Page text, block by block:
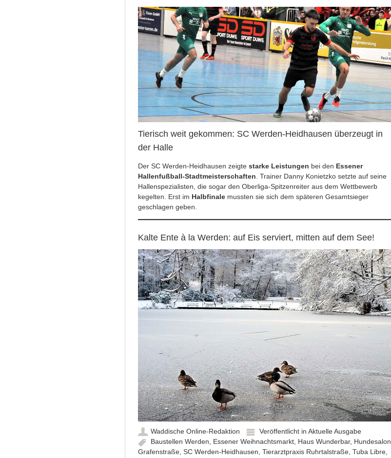
Tierisch weit gekommen: SC Werden-Heidhausen überzeugt in
der Halle
Der SC Werden-Heidhausen zeigtestarke Leistungen bei den Essener
Hallenfußball-Stadtmeisterschaften . Trainer Danny Konietzko setzte auf seine
Hallenspezialisten, die sogar den Oberliga-Spitzenreiter aus dem Wettbewerb
kegelten. Erst im Halbfinale mussten sie sich dem späteren Gesamtsieger
geschlagen geben.
Kalte Ente à la Werden: auf Eis serviert, mitten auf dem See!
Waddische Online-Redaktion Veröffentlicht in Aktuelle Ausgabe
Baustellen Werden
Essener Weihnachtsmarkt, Haus Wunderbar, Hundesalon
Grafenstraße, SC Werden-Heidhausen Tierarztpraxis Ruhrtalstraße, Tuba Libre,